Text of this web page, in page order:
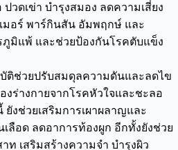
ปวดเข่า บำรุงสมอง ลดความเสี่ยง
มอร์ พาร์กินสัน อัมพฤกษ์ และ
ภูมิแพ้ และช่วยป้องกันโรคตับแข็ง
ติช่วยปรับสมดุลความดันและลดไข
งร่างกายจากโรคหัวใจและชะลอ
ยังช่วยเสริมการเผาผลาญและ
เลือด ลดอาการท้องผูก อีกทั้งยังช่วย
ท เสริมสร้างความจำ บำรุงผิว